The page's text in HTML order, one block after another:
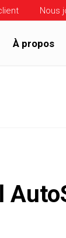
Nous
À propos